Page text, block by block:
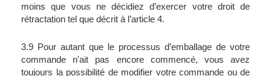
moins que vous ne décidiez d’exercer votre droit de
rétractation tel que décrit à l’article 4.
3.9 Pour autant que le processus d’emballage de votre
commande n'ait pas encore commencé, vous avez
toujours la possibilité de modifier votre commande ou de